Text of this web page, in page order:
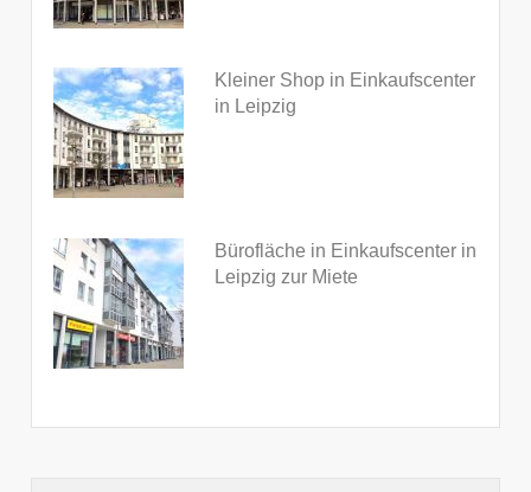
Kleiner Shop in Einkaufscenter
in Leipzig
Bürofläche in Einkaufscenter in
Leipzig zur Miete